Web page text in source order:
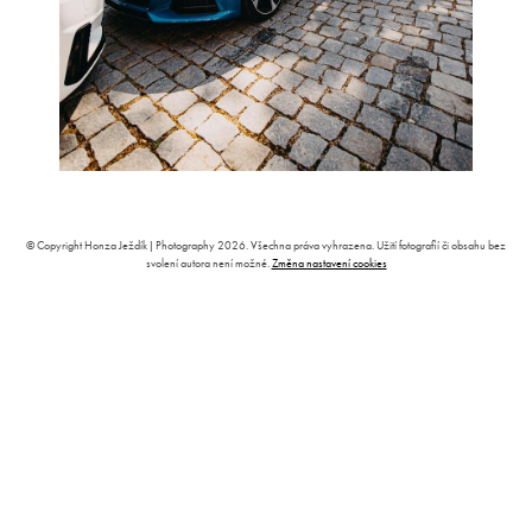
© Copyright Honza Ježdík | Photography 2026. Všechna práva vyhrazena. Užití fotografií či obsahu bez
svolení autora není možné.Změna nastavení cookies